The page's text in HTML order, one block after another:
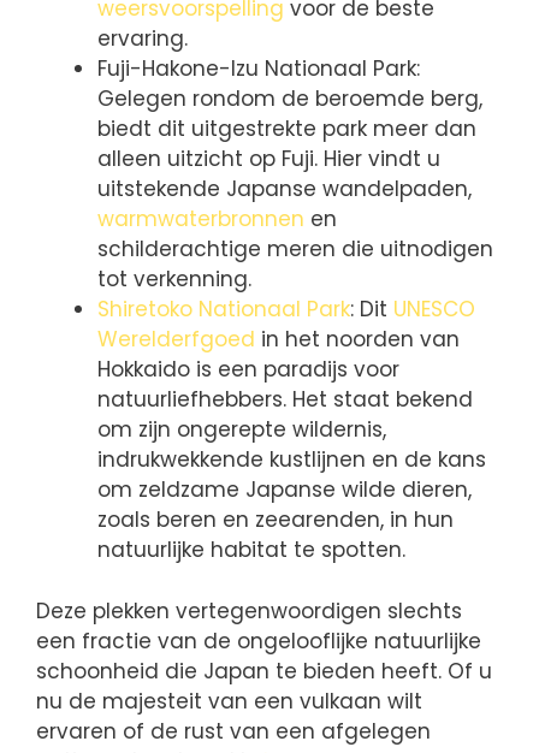
weersvoorspelling voor de beste
ervaring.
Fuji-Hakone-Izu Nationaal Park:
Gelegen rondom de beroemde berg,
biedt dit uitgestrekte park meer dan
alleen uitzicht op Fuji. Hier vindt u
uitstekende Japanse wandelpaden,
warmwaterbronnen en
schilderachtige meren die uitnodigen
tot verkenning.
Shiretoko Nationaal Park: Dit UNESCO
Werelderfgoed in het noorden van
Hokkaido is een paradijs voor
natuurliefhebbers. Het staat bekend
om zijn ongerepte wildernis,
indrukwekkende kustlijnen en de kans
om zeldzame Japanse wilde dieren,
zoals beren en zeearenden, in hun
natuurlijke habitat te spotten.
Deze plekken vertegenwoordigen slechts
een fractie van de ongelooflijke natuurlijke
schoonheid die Japan te bieden heeft. Of u
nu de majesteit van een vulkaan wilt
ervaren of de rust van een afgelegen